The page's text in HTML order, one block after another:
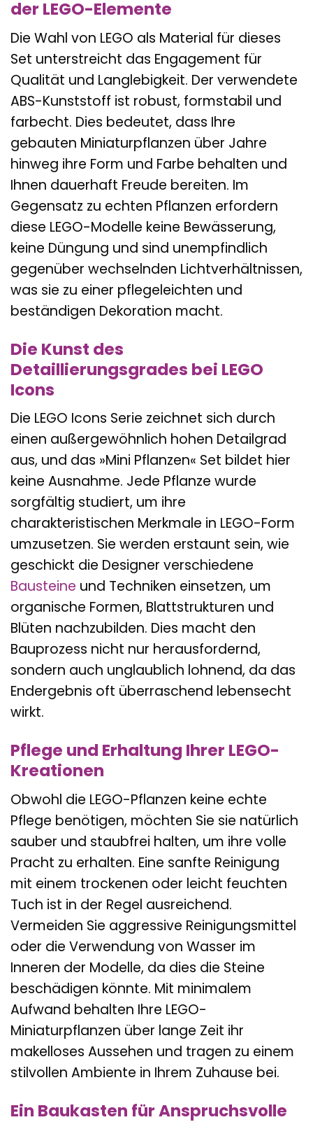
der LEGO-Elemente
Die Wahl von LEGO als Material für dieses
Set unterstreicht das Engagement für
Qualität und Langlebigkeit. Der verwendete
ABS-Kunststoff ist robust, formstabil und
farbecht. Dies bedeutet, dass Ihre
gebauten Miniaturpflanzen über Jahre
hinweg ihre Form und Farbe behalten und
Ihnen dauerhaft Freude bereiten. Im
Gegensatz zu echten Pflanzen erfordern
diese LEGO-Modelle keine Bewässerung,
keine Düngung und sind unempfindlich
gegenüber wechselnden Lichtverhältnissen,
was sie zu einer pflegeleichten und
beständigen Dekoration macht.
Die Kunst des
Detaillierungsgrades bei LEGO
Icons
Die LEGO Icons Serie zeichnet sich durch
einen außergewöhnlich hohen Detailgrad
aus, und das »Mini Pflanzen« Set bildet hier
keine Ausnahme. Jede Pflanze wurde
sorgfältig studiert, um ihre
charakteristischen Merkmale in LEGO-Form
umzusetzen. Sie werden erstaunt sein, wie
geschickt die Designer verschiedene
Bausteine und Techniken einsetzen, um
organische Formen, Blattstrukturen und
Blüten nachzubilden. Dies macht den
Bauprozess nicht nur herausfordernd,
sondern auch unglaublich lohnend, da das
Endergebnis oft überraschend lebensecht
wirkt.
Pflege und Erhaltung Ihrer LEGO-
Kreationen
Obwohl die LEGO-Pflanzen keine echte
Pflege benötigen, möchten Sie sie natürlich
sauber und staubfrei halten, um ihre volle
Pracht zu erhalten. Eine sanfte Reinigung
mit einem trockenen oder leicht feuchten
Tuch ist in der Regel ausreichend.
Vermeiden Sie aggressive Reinigungsmittel
oder die Verwendung von Wasser im
Inneren der Modelle, da dies die Steine
beschädigen könnte. Mit minimalem
Aufwand behalten Ihre LEGO-
Miniaturpflanzen über lange Zeit ihr
makelloses Aussehen und tragen zu einem
stilvollen Ambiente in Ihrem Zuhause bei.
Ein Baukasten für Anspruchsvolle